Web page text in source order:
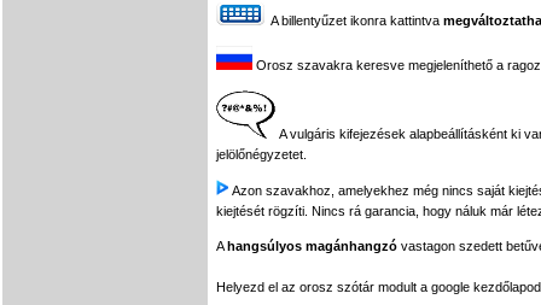
A billentyűzet ikonra kattintva
Orosz szavakra keresve megjeleníthető a
A vulgáris kifejezések alapbeállításként ki
jelölőnégyzetet.
Azon szavakhoz, amelyekhez még nincs saját
kiejtését rögzíti. Nincs rá garancia, hogy náluk már
Ahangsúlyos magánhangzó vastagon szedett
Helyezd el az orosz szótár modult a google